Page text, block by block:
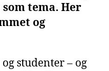
tema. Her
og
studenter – og